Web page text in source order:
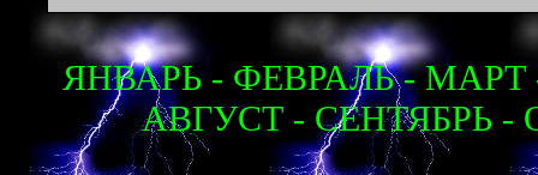
ЯНВАРЬ - ФЕВРАЛЬ -
АВГУСТ - СЕНТЯБРЬ -